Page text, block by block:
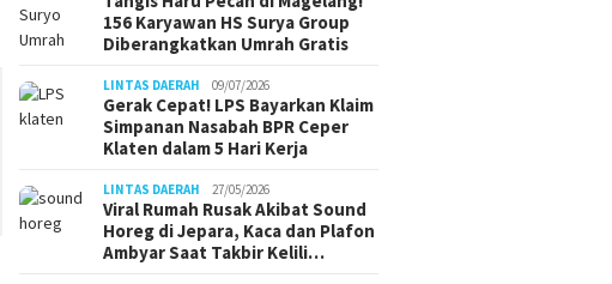
156 Karyawan HS Surya Group
Diberangkatkan Umrah Gratis
LINTAS DAERAH 09/07/2026
Gerak Cepat! LPS Bayarkan Klaim
Simpanan Nasabah BPR Ceper
Klaten dalam 5 Hari Kerja
LINTAS DAERAH 27/05/2026
Viral Rumah Rusak Akibat Sound
Horeg di Jepara, Kaca dan Plafon
Ambyar Saat Takbir Kelili…